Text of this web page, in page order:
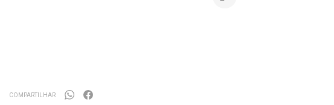
COMPARTILHAR